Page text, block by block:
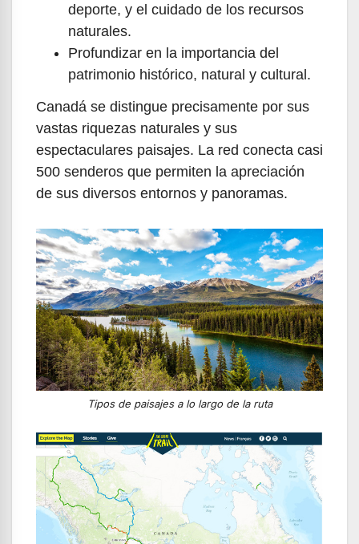
deporte, y el cuidado de los recursos
naturales.
Profundizar en la importancia del
patrimonio histórico, natural y cultural.
Canadá se distingue precisamente por sus
vastas riquezas naturales y sus
espectaculares paisajes. La red conecta casi
500 senderos que permiten la apreciación
de sus diversos entornos y panoramas.
Tipos de paisajes a lo largo de la ruta